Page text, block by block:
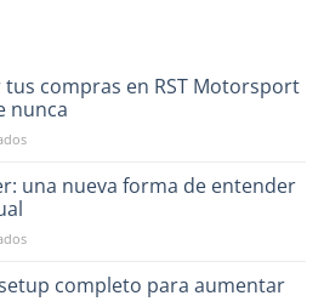
compras en RST Motorsport
nunca
en
financiar
en
Motorsport
una nueva forma de entender
en
Ultra
Shifter:
completo para aumentar